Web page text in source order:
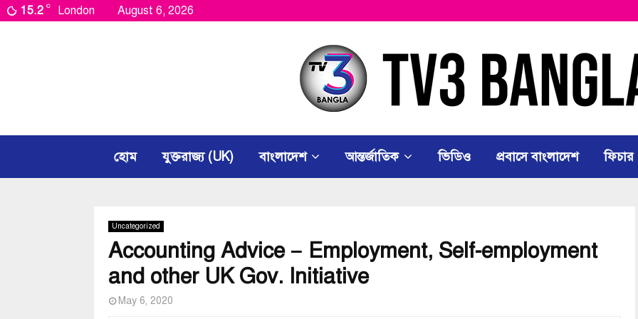
15.2 C London August 6, 2026
হোম যুক্তরাজ্য (UK) বাংলাদেশ আন্তর্জাতিক ভিডিও প্রবাসে বাংলাদেশ ফিচার
Uncategorized
Accounting Advice – Employment, Self-employment
and other UK Gov. Initiative
May 6, 2020